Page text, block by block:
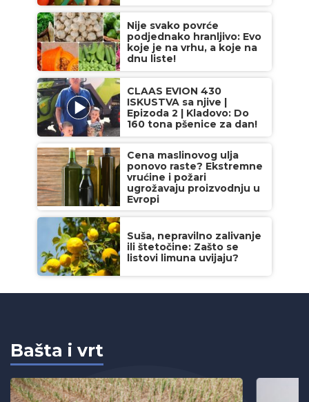
Nije svako povrće
podjednako hranljivo: Evo
koje je na vrhu, a koje na
dnu liste!
CLAAS EVION 430
ISKUSTVA sa njive |
Epizoda 2 | Kladovo: Do
160 tona pšenice za dan!
Cena maslinovog ulja
ponovo raste? Ekstremne
vrućine i požari
ugrožavaju proizvodnju u
Evropi
Suša, nepravilno zalivanje
ili štetočine: Zašto se
listovi limuna uvijaju?
Bašta i vrt